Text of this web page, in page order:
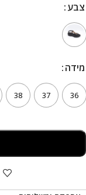
צבע
צבע
מידה
מידה
36
37
38